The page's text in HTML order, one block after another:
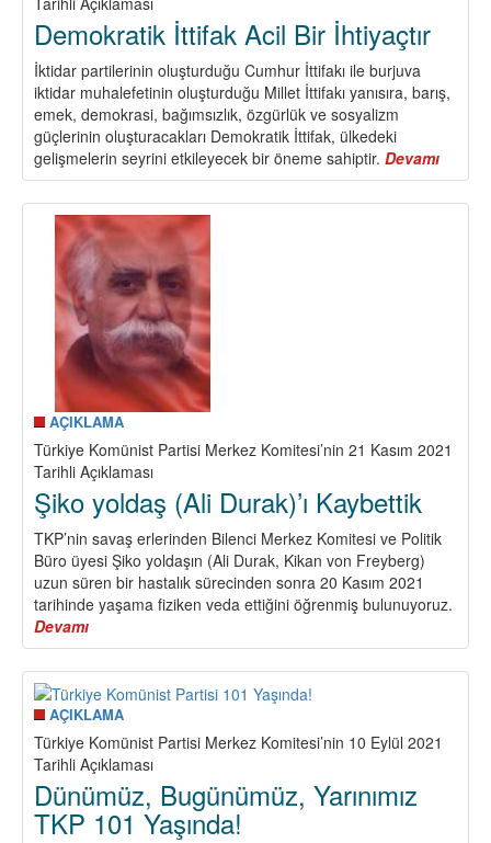
Demokratik İttifak Acil Bir İhtiyaçtır
İktidar partilerinin oluşturduğu Cumhur İttifakı ile burjuva
iktidar muhalefetinin oluşturduğu Millet İttifakı yanısıra, barış,
emek, demokrasi, bağımsızlık, özgürlük ve sosyalizm
güçlerinin oluşturacakları Demokratik İttifak, ülkedeki
gelişmelerin seyrini etkileyecek bir öneme sahiptir. Devamı
İttifak
AÇIKLAMA
Türkiye Komünist Partisi Merkez Komitesi’nin 21 Kasım 2021
Tarihli Açıklaması
Şiko yoldaş (Ali Durak)’ı Kaybettik
TKP’nin savaş erlerinden Bilenci Merkez Komitesi ve Politik
Büro üyesi Şiko yoldaşın (Ali Durak, Kikan von Freyberg)
uzun süren bir hastalık sürecinden sonra 20 Kasım 2021
tarihinde yaşama fiziken veda ettiğini öğrenmiş bulunuyoruz.
Devamı
Şiko
yoldaş
(Ali
Durak)’ı
Kaybettik
AÇIKLAMA
Türkiye Komünist Partisi Merkez Komitesi’nin 10 Eylül 2021
Tarihli Açıklaması
Dünümüz, Bugünümüz, Yarınımız
TKP 101 Yaşında!